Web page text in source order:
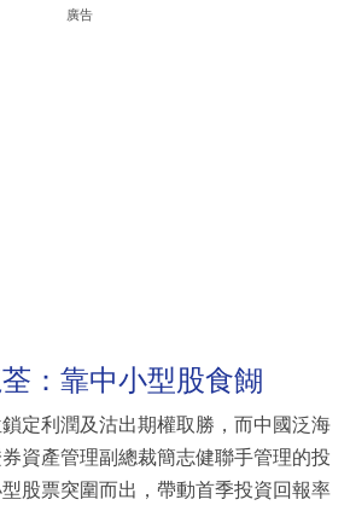
廣告
：靠中小型股食餬
定利潤及沽出期權取勝，而中國泛海
資產管理副總裁簡志健聯手管理的投
股票突圍而出，帶動首季投資回報率